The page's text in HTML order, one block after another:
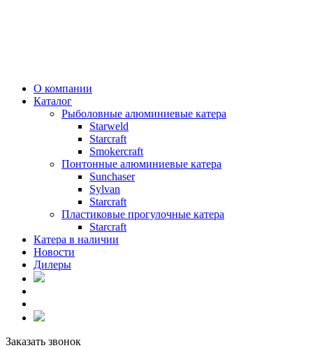
О компании
Каталог
Рыболовные алюминиевые катера
Starweld
Starcraft
Smokercraft
Понтонные алюминиевые катера
Sunchaser
Sylvan
Starcraft
Пластиковые прогулочные катера
Starcraft
Катера в наличии
Новости
Дилеры
Заказать звонок